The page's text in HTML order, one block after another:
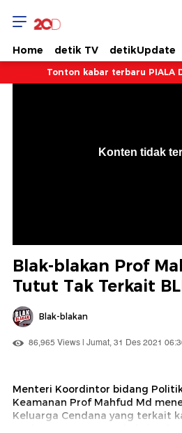
Home detik TV detikUpdate
Tonton kabar terbaru PIALA
Konten tidak
Blak-blakan Prof
Tutut Tak Terkait
Blak-blakan
86,965 Views | Jumat, 31 Des 2021
Menteri Koordintor bidang
Keamanan Prof Mahfud Md
Keluarga Cendana yang terkait